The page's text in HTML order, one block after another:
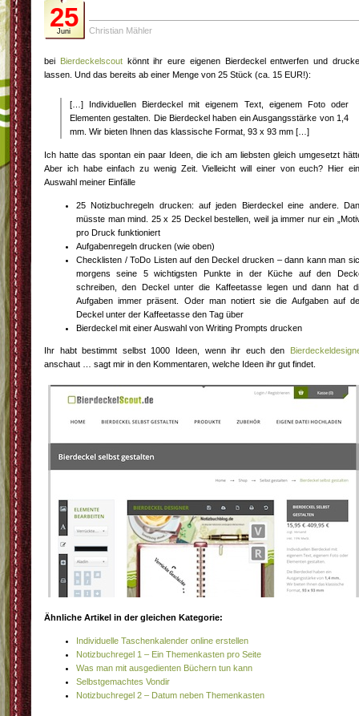
25
Juni Christian Mähler
bei Bierdeckelscoutkönnt ihr eure eigenen Bierdeckel entwerfen und
lassen. Und das bereits ab einer Menge von 25 Stück (ca. 15 EUR!):
[…] Individuellen Bierdeckel mit eigenem Text, eigenem Foto oder
Elementen gestalten. Die Bierdeckel haben ein Ausgangsstärke von 1,4
mm. Wir bieten Ihnen das klassische Format, 93 x 93 mm […]
Ich hatte das spontan ein paar Ideen, die ich am liebsten gleich umgesetzt
Aber ich habe einfach zu wenig Zeit. Vielleicht will einer von euch? Hier
Auswahl meiner Einfälle
25 Notizbuchregeln drucken: auf jeden Bierdeckel eine andere.
müsste man mind. 25 x 25 Deckel bestellen, weil ja immer nur ein
pro Druck funktioniert
Aufgabenregeln drucken (wie oben)
Checklisten / ToDo Listen auf den Deckel drucken – dann kann man
morgens seine 5 wichtigsten Punkte in der Küche auf den
schreiben, den Deckel unter die Kaffeetasse legen und dann hat
Aufgaben immer präsent. Oder man notiert sie die Aufgaben auf
Deckel unter der Kaffeetasse den Tag über
Bierdeckel mit einer Auswahl von Writing Prompts drucken
Ihr habt bestimmt selbst 1000 Ideen, wenn ihr euch den
anschaut … sagt mir in den Kommentaren, welche Ideen ihr gut findet.
Ähnliche Artikel in der gleichen Kategorie:
Individuelle Taschenkalender online erstellen
Notizbuchregel 1 – Ein Themenkasten pro Seite
Was man mit ausgedienten Büchern tun kann
Selbstgemachtes Vondir
Notizbuchregel 2 – Datum neben Themenkasten